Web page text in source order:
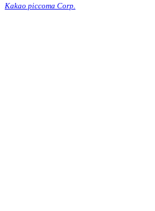
Kakao piccoma Corp.